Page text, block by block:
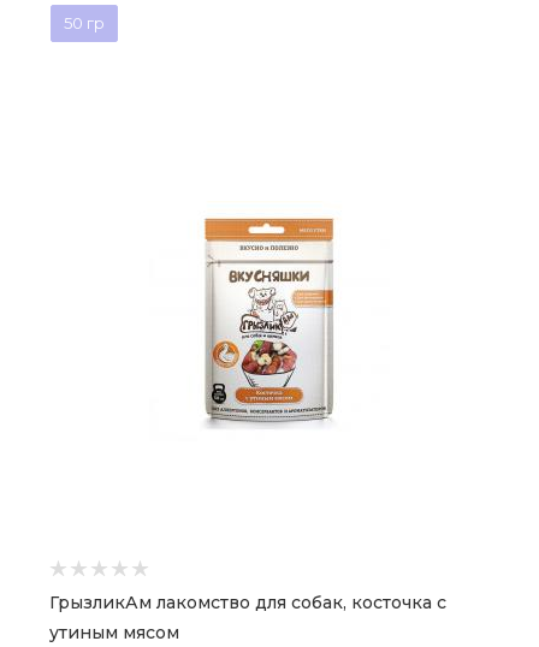
50 гр
ГрызликАм лакомство для собак, косточка с
утиным мясом